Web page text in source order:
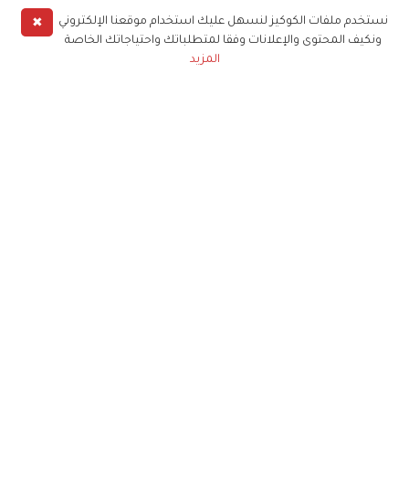
✖
نستخدم ملفات الكوكيز لنسهل عليك استخدام موقعنا الإلكتروني
ونكيف المحتوى والإعلانات وفقا لمتطلباتك واحتياجاتك الخاصة
المزيد